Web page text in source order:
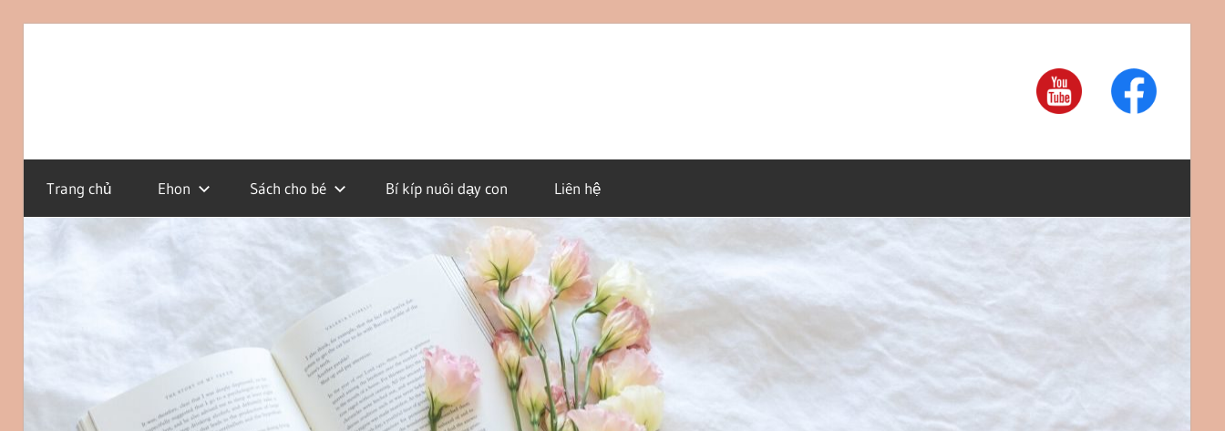
Blog
Trang chủ Ehon Sách cho bé Bí kíp nuôi dạy con Liên hệ